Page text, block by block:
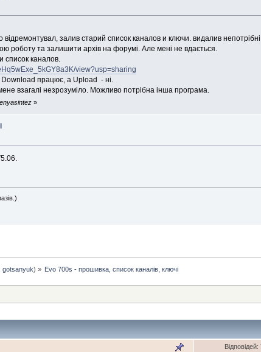
залив старий список каналов и ключи. видалив
роботу та залишити архів на форумі. Але мені не вдається.
список каналов.
view?usp=sharing
працює, а Upload - ні.
взагалі незрозуміло. Можливо потрібна інша програма.
»
gotsanyuk) » Evo 700s - прошивка, список каналів, ключі
Відповідей: